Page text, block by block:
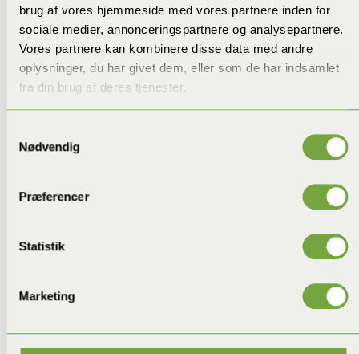
brug af vores hjemmeside med vores partnere inden for
sociale medier, annonceringspartnere og analysepartnere.
Vores partnere kan kombinere disse data med andre
oplysninger, du har givet dem, eller som de har indsamlet
fra din brug af deres tjenester.
Nødvendig
Præferencer
Statistik
Marketing